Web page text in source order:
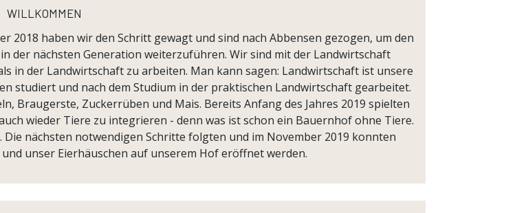
willkommen
2018 haben wir den Schritt gewagt und sind nach Abbensen gezogen, um den
der nächsten Generation weiterzuführen. Wir sind mit der Landwirtschaft
in der Landwirtschaft zu arbeiten. Man kann sagen: Landwirtschaft ist unsere
studiert und nach dem Studium in der praktischen Landwirtschaft gearbeitet.
Braugerste, Zuckerrüben und Mais. Bereits Anfang des Jahres 2019 spielten
wieder Tiere zu integrieren - denn was ist schon ein Bauernhof ohne Tiere.
nächsten notwendigen Schritte folgten und im November 2019 konnten
unser Eierhäuschen auf unserem Hof eröffnet werden.